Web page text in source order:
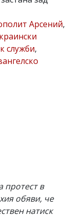
Арсений,
служби,
протест в
обяви, че
натиск